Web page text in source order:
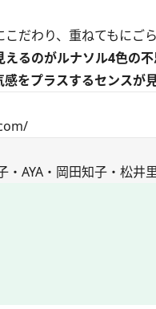
だわり、重ねてもにご
えるのがルナソル4色の
感をプラスするセンスが
AYA・岡田知子・松井